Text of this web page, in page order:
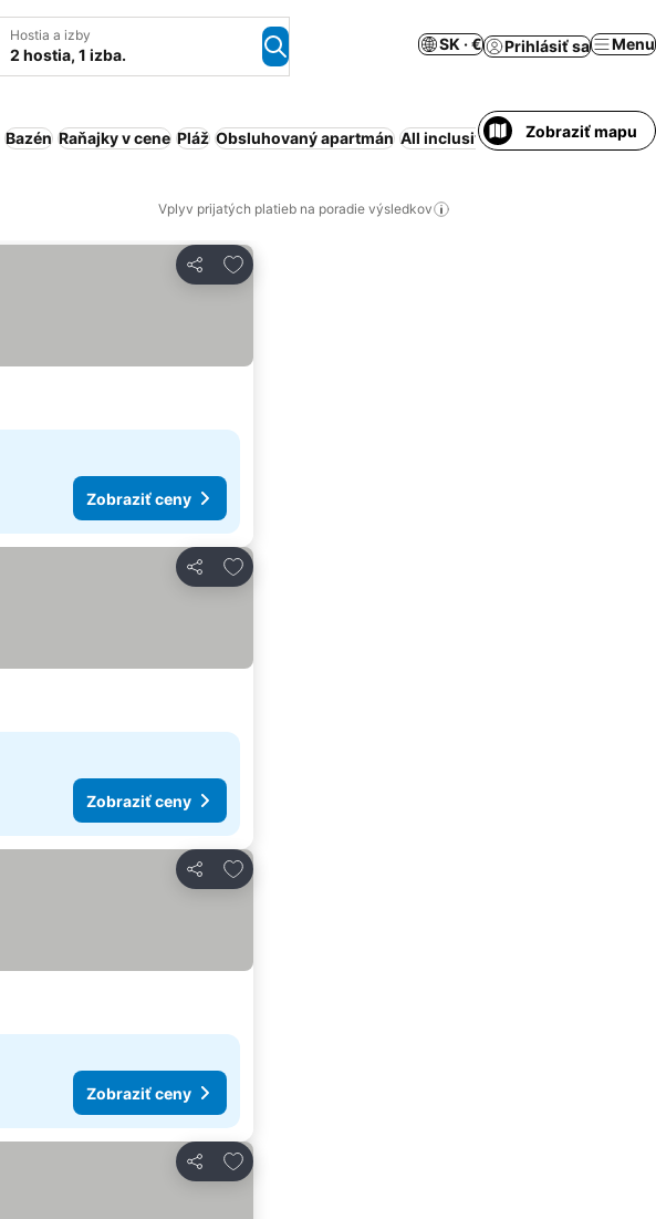
Hostia a izby
2 hostia, 1 izba.
SK · € Prihlásiť sa Menu
Bazén Raňajky v cene Pláž Obsluhovaný apartmán All inclusive Rezort Klimatizácia
Zobraziť mapu
Vplyv prijatých platieb na poradie výsledkov
Zdieľať
Pridať do obľúbených
Zobraziť ceny
Zdieľať
Pridať do obľúbených
Zobraziť ceny
Zdieľať
Pridať do obľúbených
Zobraziť ceny
Zdieľať
Pridať do obľúbených